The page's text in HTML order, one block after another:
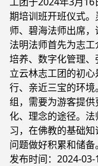
期培训班开班仪式
师、碧海法师出席，
法明法师首先为志
培养、数字化管理
立云林志工团的初
行、亲近三宝的环
组，需要为游客提
化、理念的途径。
习，在佛教的基础
问题做好积累和储
发布时间：2024-03-